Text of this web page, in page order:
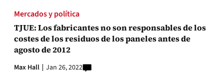
Mercados y política
TJUE: Los fabricantes no son responsables de los
costes de los residuos de los paneles antes de
agosto de 2012
Max Hall Jan 26, 2022